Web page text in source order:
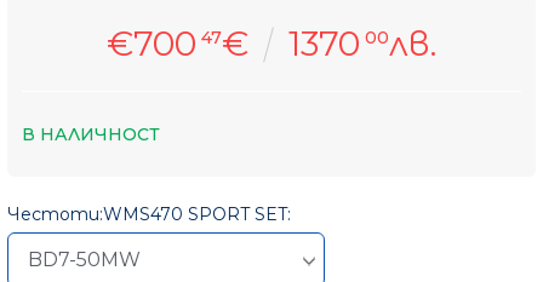
€700 47€ 1370 00лв.
В НАЛИЧНОСТ
Честоти:WMS470 SPORT SET: